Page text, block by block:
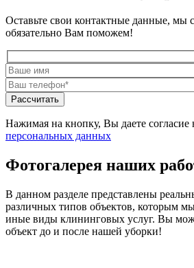
Оставьте свои контактные данные, мы
обязательно Вам поможем!
Нажимая на кнопку, Вы даете согласие
персональных данных
Фотогалерея наших
В данном разделе представлены
различных типов объектов, которым
иные виды клининговых услуг. Вы
объект до и после нашей уборки!